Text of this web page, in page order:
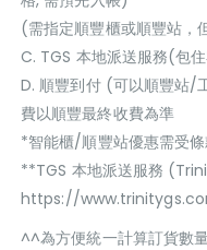
(需指定順豐櫃或順豐站，
C. TGS 本地派送服務(包
D. 順豐到付 (可以順豐站/
費以順豐最終收費為準
*智能櫃/順豐站優惠需受
**TGS 本地派送服務
https://
^^為方便統一計算訂貨數